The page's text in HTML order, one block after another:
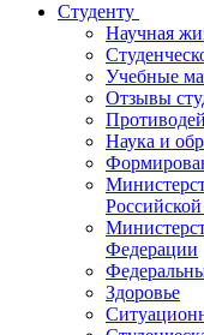
Студенту
Научная
Учебные
Отзывы
Наука и
Федерации
Здоровье